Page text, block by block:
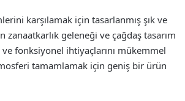
karşılamak için tasarlanmış şık ve
geleneği ve çağdaş tasarım
ve fonksiyonel ihtiyaçlarını mükemmel
tamamlamak için geniş bir ürün